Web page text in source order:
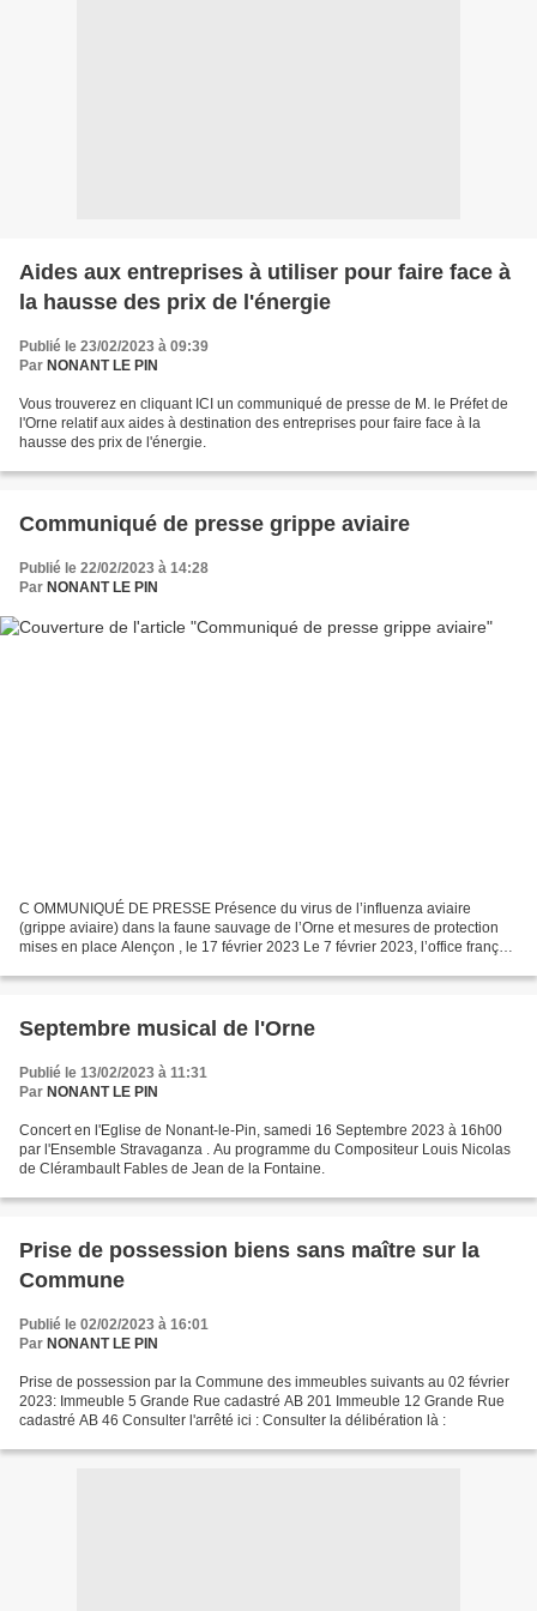
Aides aux entreprises à utiliser pour faire face à
la hausse des prix de l'énergie
Publié le 23/02/2023 à 09:39
Par NONANT LE PIN
Vous trouverez en cliquant ICI un communiqué de presse de M. le Préfet de
l'Orne relatif aux aides à destination des entreprises pour faire face à la
hausse des prix de l'énergie.
Communiqué de presse grippe aviaire
Publié le 22/02/2023 à 14:28
Par NONANT LE PIN
C OMMUNIQUÉ DE PRESSE Présence du virus de l’influenza aviaire
(grippe aviaire) dans la faune sauvage de l’Orne et mesures de protection
mises en place Alençon , le 17 février 2023 Le 7 février 2023, l’office français
Septembre musical de l'Orne
Publié le 13/02/2023 à 11:31
Par NONANT LE PIN
Concert en l'Eglise de Nonant-le-Pin, samedi 16 Septembre 2023 à 16h00
par l'Ensemble Stravaganza . Au programme du Compositeur Louis Nicolas
de Clérambault Fables de Jean de la Fontaine.
Prise de possession biens sans maître sur la
Commune
Publié le 02/02/2023 à 16:01
Par NONANT LE PIN
Prise de possession par la Commune des immeubles suivants au 02 février
2023: Immeuble 5 Grande Rue cadastré AB 201 Immeuble 12 Grande Rue
cadastré AB 46 Consulter l'arrêté ici : Consulter la délibération là :